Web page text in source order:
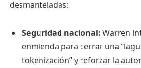
desmanteladas:
Seguridad nacional: Warren
enmienda para cerrar una
tokenización” y reforzar la